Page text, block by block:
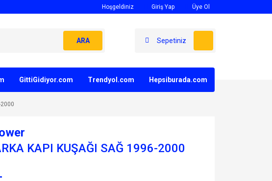
Hoşgeldiniz Giriş Yap Üye Ol
ARA Sepetiniz
GittiGidiyor.com Trendyol.com Hepsiburada.com
2000
KAPI KUŞAĞI SAĞ 1996-2000